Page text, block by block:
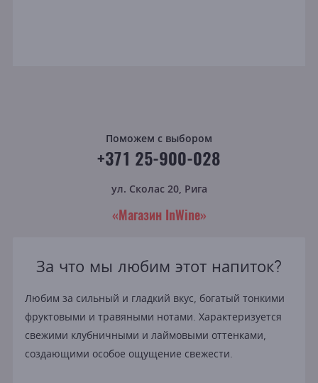
Поможем с выбором
+371 25-900-028
ул. Сколас 20, Рига
«Магазин InWine»
За что мы любим этот напиток?
Любим за сильный и гладкий вкус, богатый тонкими
фруктовыми и травяными нотами. Характеризуется
свежими клубничными и лаймовыми оттенками,
создающими особое ощущение свежести.